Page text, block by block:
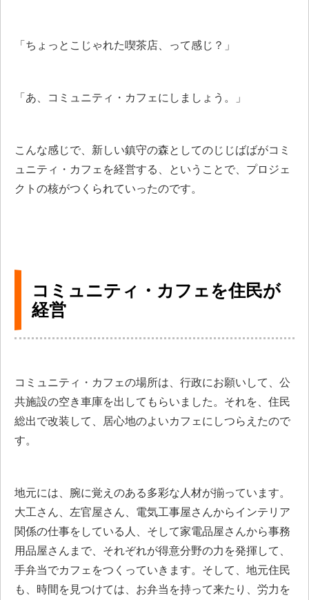
「ちょっとこじゃれた喫茶店、って感じ？」
「あ、コミュニティ・カフェにしましょう。」
こんな感じで、新しい鎮守の森としてのじじばばがコミ
ュニティ・カフェを経営する、ということで、プロジェ
クトの核がつくられていったのです。
コミュニティ・カフェを住民が
経営
コミュニティ・カフェの場所は、行政にお願いして、公
共施設の空き車庫を出してもらいました。それを、住民
総出で改装して、居心地のよいカフェにしつらえたので
す。
地元には、腕に覚えのある多彩な人材が揃っています。
大工さん、左官屋さん、電気工事屋さんからインテリア
関係の仕事をしている人、そして家電品屋さんから事務
用品屋さんまで、それぞれが得意分野の力を発揮して、
手弁当でカフェをつくっていきます。そして、地元住民
も、時間を見つけては、お弁当を持って来たり、労力を